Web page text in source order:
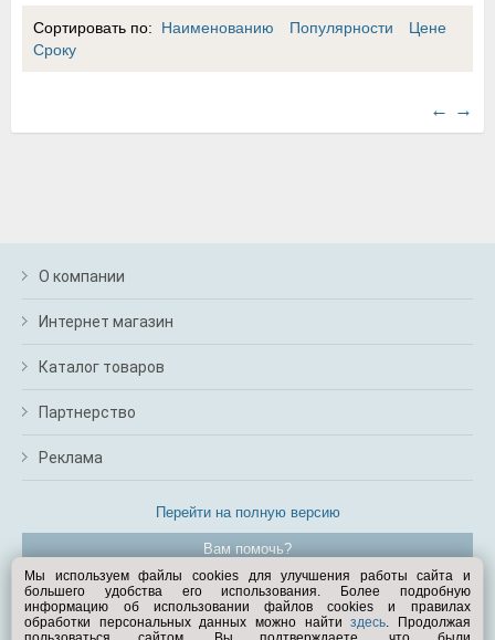
Сортировать по: Наименованию Популярности
Цене
Сроку
← →
О компании
Интернет магазин
Каталог товаров
Партнерство
Реклама
Перейти на полную версию
Вам помочь?
© Exist.ru 1998—2026
Мы используем файлы cookies для улучшения работы сайта и
большего удобства его использования. Более подробную
информацию об использовании файлов cookies и правилах
обработки персональных данных можно найтиздесь. Продолжая